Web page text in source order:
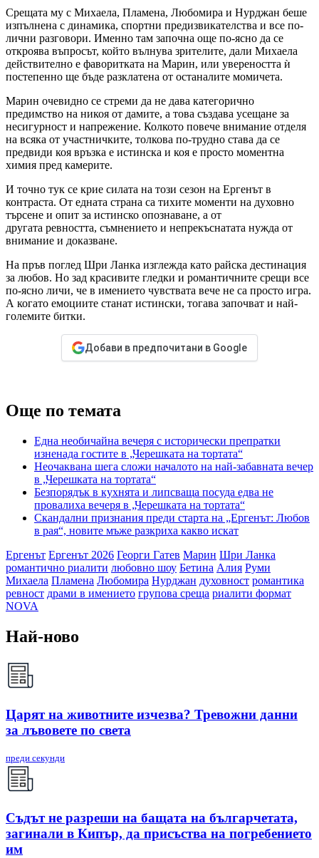
Срещата му с Михаела, Пламена, Любомира и Нурджан беше
изпълнена с динамика, спортни предизвикателства и все по-
лични разговори. Именно там започна още по-ясно да се
откроява въпросът, който вълнува зрителите, дали Михаела
действително е фаворитката на Марин, или увереността ѝ
постепенно ще бъде разклатена от останалите момичета.
Марин очевидно се стреми да не дава категорично
предимство на никоя от дамите, а това създава усещане за
несигурност и напрежение. Колкото повече внимание отделя
на всяка от участничките, толкова по-трудно става да се
предвиди коя връзка е истинска и коя е просто моментна
химия пред камерите.
И точно тук се крие силата на този сезон на Ергенът в
контраста. От едната страна са тихите моменти на духовно
търсене и опит за истинско опознаване, а от
другата ревността, съмнението и непрекъснатата нужда от
внимание и доказване.
На пръв поглед Шри Ланка изглежда като райска дестинация
за любов. Но зад красивите гледки и романтичните срещи все
по-ясно личи, че в имението чувствата вече не са просто игра.
А когато емоциите станат истински, тогава започват и най-
големите битки.
Добави в предпочитани в Google
Още по темата
Една необичайна вечеря с исторически препратки
изненада гостите в „Черешката на тортата“
Неочаквана шега сложи началото на най-забавната вечер
в „Черешката на тортата“
Безпорядък в кухнята и липсваща посуда едва не
провалиха вечеря в „Черешката на тортата“
Скандални признания преди старта на „Ергенът: Любов
в рая“, новите мъже разкриха какво искат
Ергенът Ергенът 2026 Георги Гатев Марин Шри Ланка
романтично риалити любовно шоу Бетина Алия Руми
Михаела Пламена Любомира Нурджан духовност романтика
ревност драми в имението групова среща риалити формат
NOVA
Най-ново
Царят на животните изчезва? Тревожни данни
за лъвовете по света
преди секунди
Съдът не разреши на бащата на българчетата,
загинали в Кипър, да присъства на погребението
им